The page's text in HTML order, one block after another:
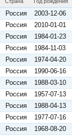
Страна Год рождения
Россия
2003-12-06
Россия
2010-01-01
Россия
1984-01-23
Россия
1984-11-03
Россия
1974-04-20
Россия
1990-06-16
Россия
1988-03-10
Россия
1957-07-13
Россия
1988-04-13
Россия
1977-07-16
Россия
1968-08-20